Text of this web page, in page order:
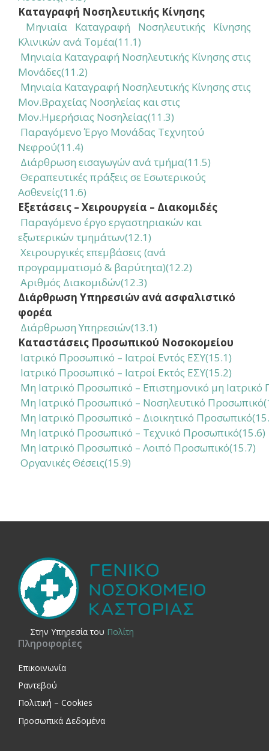
Καταγραφή Νοσηλευτικής Κίνησης
Μηνιαία Καταγραφή Νοσηλευτικής Κίνησης
Κλινικών ανά Τομέα(11.1)
Μηνιαία Καταγραφή Νοσηλευτικής Κίνησης στις
Μονάδες(11.2)
Μηνιαία Καταγραφή Νοσηλευτικής Κίνησης στις
Μον.Βραχείας Νοσηλείας και στις
Μον.Ημερήσιας Νοσηλείας(11.3)
Παραγόμενο Έργο Μονάδας Τεχνητού
Νεφρού(11.4)
Διάρθρωση εισαγωγών ανά τμήμα(11.5)
Θεραπευτικές πράξεις σε Εσωτερικούς
Ασθενείς(11.6)
Εξετάσεις – Χειρουργεία – Διακομιδές
Παραγόμενο έργο εργαστηριακών και
εξωτερικών τμημάτων(12.1)
Χειρουργικές επεμβάσεις (ανά
προγραμματισμό & βαρύτητα)(12.2)
Αριθμός Διακομιδών(12.3)
Διάρθρωση Υπηρεσιών ανά ασφαλιστικό
φορέα
Διάρθρωση Υπηρεσιών(13.1)
Καταστάσεις Προσωπικού Νοσοκομείου
Ιατρικό Προσωπικό – Ιατροί Εντός ΕΣΥ(15.1)
Ιατρικό Προσωπικό – Ιατροί Εκτός ΕΣΥ(15.2)
Μη Ιατρικό Προσωπικό – Επιστημονικό μη
Μη Ιατρικό Προσωπικό – Νοσηλευτικό
Μη Ιατρικό Προσωπικό – Διοικητικό
Μη Ιατρικό Προσωπικό – Τεχνικό Προσωπικό(15.6)
Μη Ιατρικό Προσωπικό – Λοιπό Προσωπικό(15.7)
Οργανικές Θέσεις(15.9)
Στην Yπηρεσία του Πολίτη
Πληροφορίες
Επικοινωνία
Ραντεβού
Πολιτική – Cookies
Προσωπικά Δεδομένα